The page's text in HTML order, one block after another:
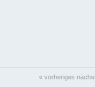
« vorheriges